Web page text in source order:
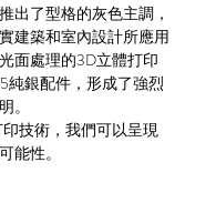
出了型格的灰色主調，
建築和室內設計所應用
面處理的3D立體打印
純銀配件，形成了強烈
。
技術，我們可以呈現
能性。